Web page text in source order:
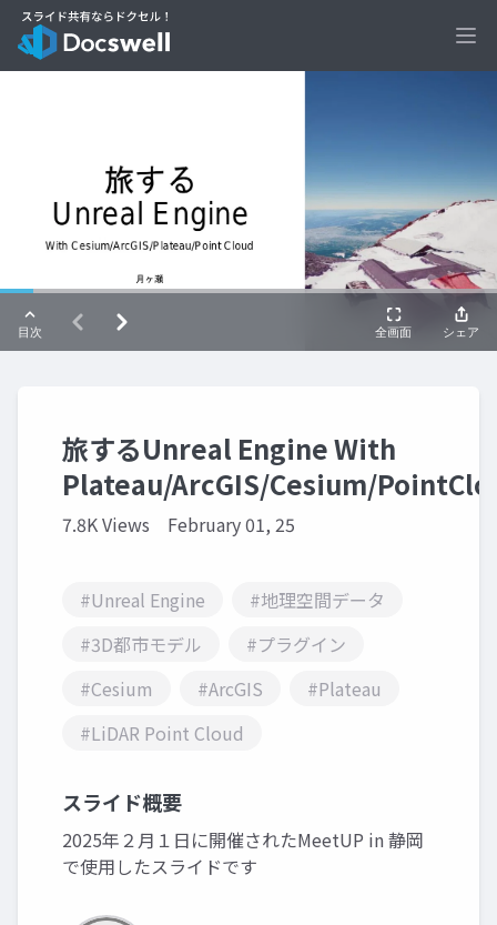
旅するUnreal Engine With
Plateau/ArcGIS/Cesium/
7.8K Views February 01, 25
#Unreal Engine
#地理空間データ
#3D都市モデル
#プラグイン
#Cesium
#ArcGIS
#Plateau
#LiDAR Point Cloud
スライド概要
2025年２月１日に開催されたMeetUP in 静岡
で使用したスライドです